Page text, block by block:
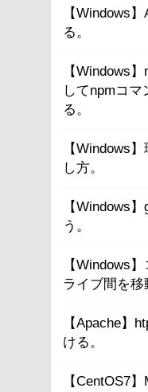
【Windows
る。
【Windows
してnpmコ
る。
【Windows
し方。
【Windows
う。
【Windows
ライブ間を移
【Apache】
ける。
【CentOS7